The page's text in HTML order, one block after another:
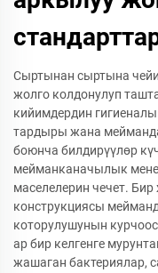
Сыртынан сыртына
жолго колдонулуп
кийимдердин
тардыры жана
боюнча билдирүүлөр
мейманканачылык
маселелерин чечет.
конструкциясы
которулушунын
ар бир келгенге
жашаган бактериялар,